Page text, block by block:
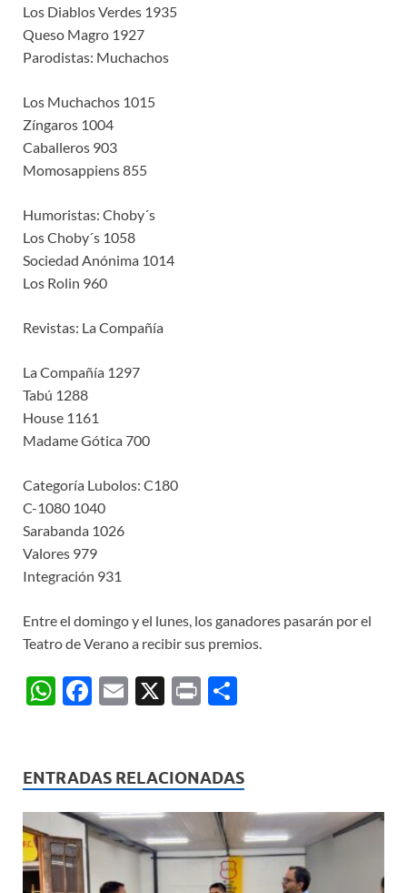
Los Diablos Verdes 1935
Queso Magro 1927
Parodistas: Muchachos
Los Muchachos 1015
Zíngaros 1004
Caballeros 903
Momosappiens 855
Humoristas: Choby´s
Los Choby´s 1058
Sociedad Anónima 1014
Los Rolin 960
Revistas: La Compañía
La Compañía 1297
Tabú 1288
House 1161
Madame Gótica 700
Categoría Lubolos: C180
C-1080 1040
Sarabanda 1026
Valores 979
Integración 931
Entre el domingo y el lunes, los ganadores pasarán por el
Teatro de Verano a recibir sus premios.
W
s
A
p
p
F
b
o
o
E
X
P
p
ar
ti
r
ENTRADAS RELACIONADAS